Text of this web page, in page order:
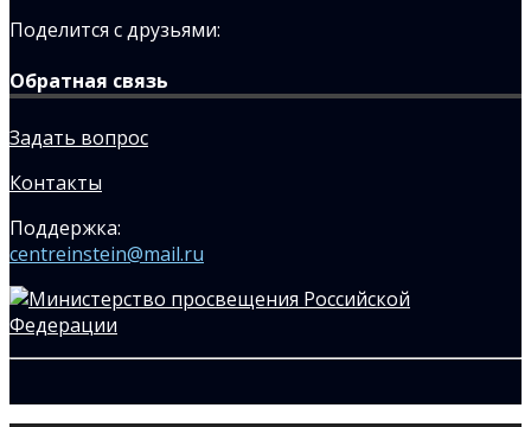
Поделится с друзьями:
Обратная связь
Задать вопрос
Контакты
Поддержка:
centreinstein@mail.ru